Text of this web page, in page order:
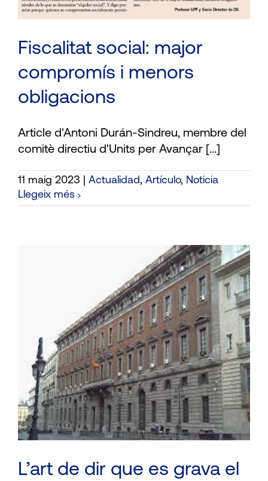
Fiscalitat social: major
compromís i menors
obligacions
Article d'Antoni Durán-Sindreu, membre del
comitè directiu d'Units per Avançar [...]
11 maig 2023 Actualidad, Artículo, Noticia
Llegeix més
L’art de dir que es grava el